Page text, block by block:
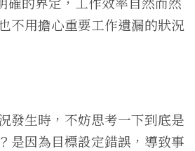
不用擔心重要工作遺漏的狀況
發生時，不妨思考一下到底是
是因為目標設定錯誤，導致事